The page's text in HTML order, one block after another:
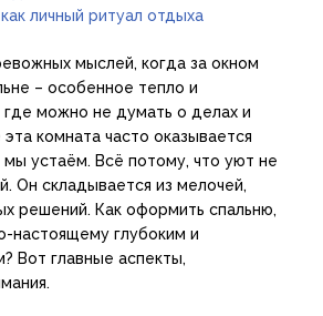
личный ритуал отдыха
мыслей, когда за окном
– особенное тепло и
можно не думать о делах и
комната часто оказывается
устаём. Всё потому, что уют не
Он складывается из мелочей,
решений. Как оформить спальню,
настоящему глубоким и
Вот главные аспекты,